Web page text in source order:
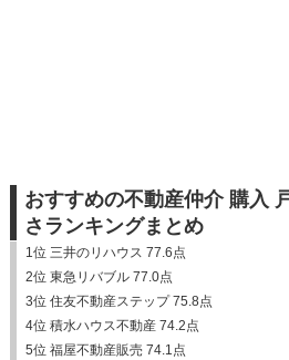
おすすめの不動産仲介 購入
さランキングまとめ
1位 三井のリハウス 77.6点
2位 東急リバブル 77.0点
3位 住友不動産ステップ 75.8点
4位 積水ハウス不動産 74.2点
5位 福屋不動産販売 74.1点